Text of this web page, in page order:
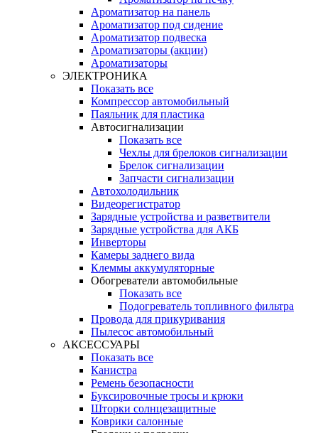
Ароматизатор на панель
Ароматизатор под сидение
Ароматизатор подвеска
Ароматизаторы (акции)
Ароматизаторы
ЭЛЕКТРОНИКА
Показать все
Компрессор автомобильный
Паяльник для пластика
Автосигнализации
Показать все
Чехлы для брелоков сигнализации
Брелок сигнализации
Запчасти сигнализации
Автохолодильник
Видеорегистратор
Зарядные устройства и разветвители
Зарядные устройства для АКБ
Инверторы
Камеры заднего вида
Клеммы аккумуляторные
Обогреватели автомобильные
Показать все
Подогреватель топливного фильтра
Провода для прикуривания
Пылесос автомобильный
АКСЕССУАРЫ
Показать все
Канистра
Ремень безопасности
Буксировочные тросы и крюки
Шторки солнцезащитные
Коврики салонные